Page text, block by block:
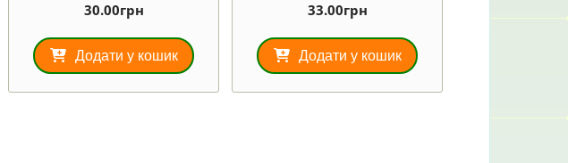
30.00грн
Додати у кошик
33.00грн
Додати у кошик